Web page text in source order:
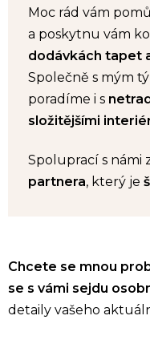
Moc rád vám
a poskytnu vám
dodávkách tapet
Společně s mým
poradíme i s
složitějšími
Spoluprací s námi
partnera, který je
Chcete se mnou
se s vámi sejdu
detaily vašeho